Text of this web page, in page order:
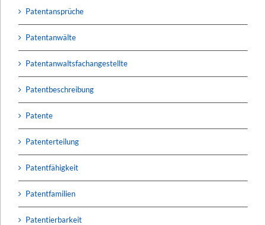
Patentansprüche
Patentanwälte
Patentanwaltsfachangestellte
Patentbeschreibung
Patente
Patenterteilung
Patentfähigkeit
Patentfamilien
Patentierbarkeit